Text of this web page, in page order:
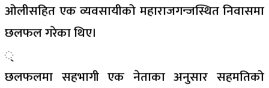
ओलीसहित एक व्यवसायीको महाराजगन्जस्थित निवासमा
छलफल गरेका थिए।
्
छलफलमा सहभागी एक नेताका अनुसार सहमतिको